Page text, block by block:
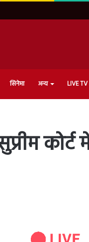
सिनेमा अन्य LIVE TV
कोर्ट